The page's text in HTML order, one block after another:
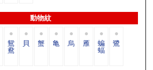
動物紋
鴛
鴦
貝 蟹 亀 烏 雁 蝙
蝠
鷺